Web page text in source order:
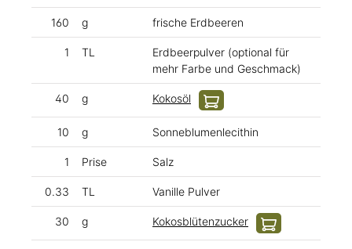
160 g frische Erdbeeren
1 TL
Erdbeerpulver (optional für
mehr Farbe und Geschmack)
40 g Kokosöl
10 g Sonneblumenlecithin
1 Prise Salz
0.33 TL Vanille Pulver
30 g Kokosblütenzucker